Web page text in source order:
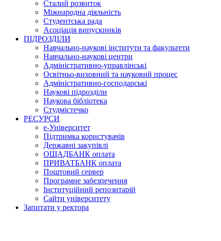
Сталий розвиток
Міжнародна діяльність
Студентська рада
Асоціація випускників
ПІДРОЗДІЛИ
Навчально-наукові інститути та факультети
Навчально-наукові центри
Адміністративно-управлінські
Освітньо-виховний та науковий процес
Адміністративно-господарські
Наукові підрозділи
Наукова бібліотека
Студмістечко
РЕСУРСИ
е-Університет
Підтримка користувачів
Державні закупівлі
ОЩАДБАНК оплата
ПРИВАТБАНК оплата
Поштовий сервер
Програмне забезпечення
Інституційний репозитарій
Сайти університету
Запитати у ректора